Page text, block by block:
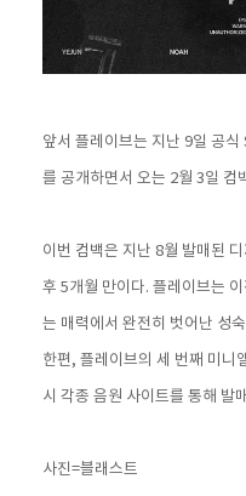
앞서 플레이브는 지난 9일 공
를 공개하면서 오는 2월 3일 컴
이번 컴백은 지난 8월 발매된
후 5개월 만이다. 플레이브는
는 매력에서 완전히 벗어난 성
한편, 플레이브의 세 번째 미
시 각종 음원 사이트를 통해 발
사진=블래스트